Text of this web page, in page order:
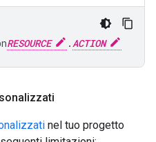
RESOURCE . ACTION
nel tuo progetto